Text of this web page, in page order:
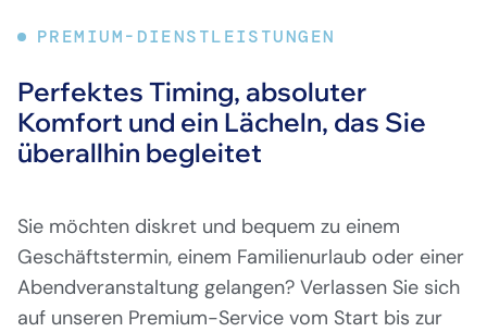
PREMIUM-DIENSTLEISTUNGEN
Perfektes Timing, absoluter
Komfort und ein Lächeln, das Sie
überallhin begleitet
Sie möchten diskret und bequem zu einem
Geschäftstermin, einem Familienurlaub oder einer
Abendveranstaltung gelangen? Verlassen Sie sich
auf unseren Premium-Service vom Start bis zur